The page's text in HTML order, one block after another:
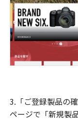
3.「ご登録製品の確
ページで「新規製